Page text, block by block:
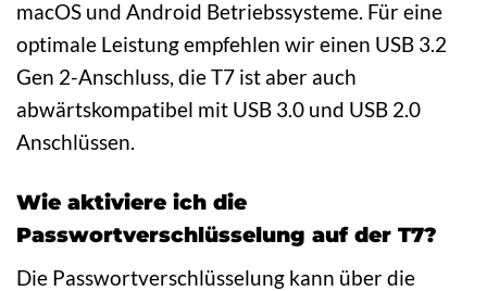
macOS und Android Betriebssysteme. Für eine
optimale Leistung empfehlen wir einen USB 3.2
Gen 2-Anschluss, die T7 ist aber auch
abwärtskompatibel mit USB 3.0 und USB 2.0
Anschlüssen.
Wie aktiviere ich die
Passwortverschlüsselung auf der T7?
Die Passwortverschlüsselung kann über die